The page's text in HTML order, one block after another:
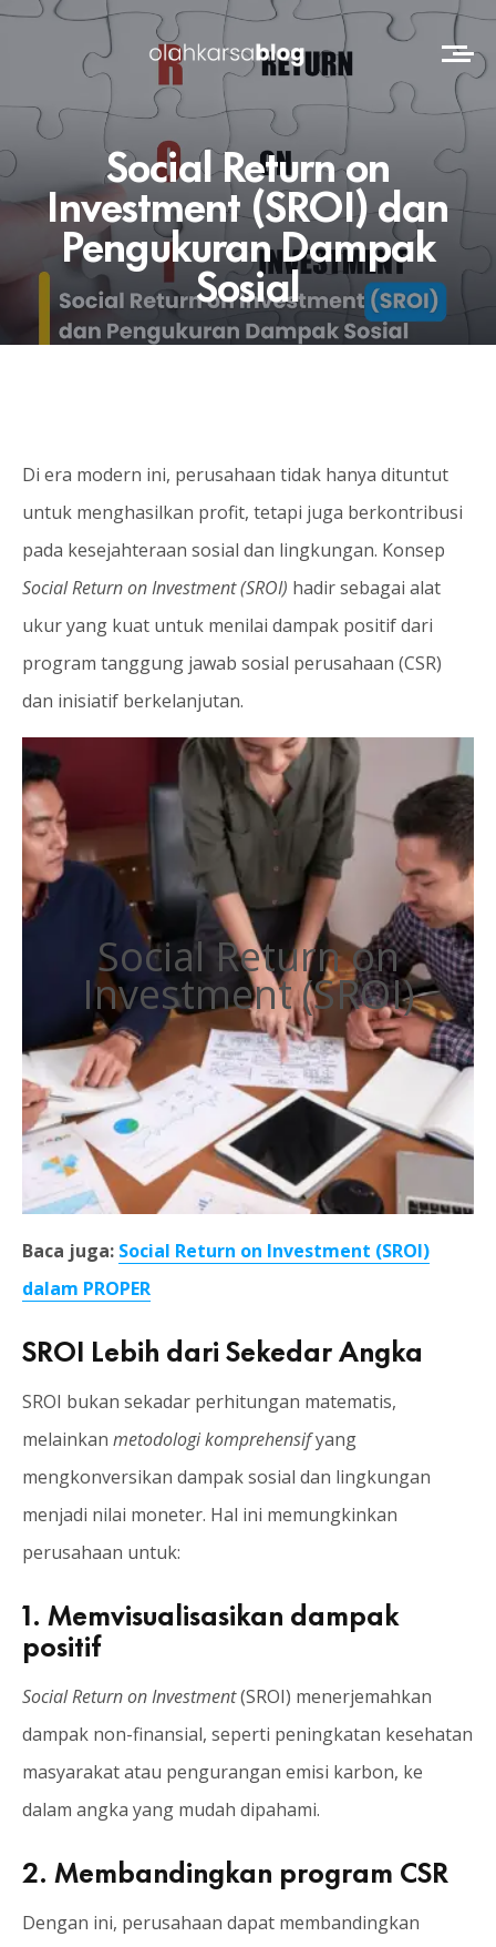
Social Return on
Investment (SROI) dan
Pengukuran Dampak
Sosial
Di era modern ini, perusahaan tidak hanya dituntut
untuk menghasilkan profit, tetapi juga berkontribusi
pada kesejahteraan sosial dan lingkungan. Konsep
Social Return on Investment (SROI) hadir sebagai alat
ukur yang kuat untuk menilai dampak positif dari
program tanggung jawab sosial perusahaan (CSR)
dan inisiatif berkelanjutan.
Social Return on
Investment (SROI)
Baca juga: Social Return on Investment (SROI)
dalam PROPER
SROI Lebih dari Sekedar Angka
SROI bukan sekadar perhitungan matematis,
melainkan metodologi komprehensifyang
mengkonversikan dampak sosial dan lingkungan
menjadi nilai moneter. Hal ini memungkinkan
perusahaan untuk:
1. Memvisualisasikan dampak
positif
Social Return on Investment(SROI) menerjemahkan
dampak non-finansial, seperti peningkatan kesehatan
masyarakat atau pengurangan emisi karbon, ke
dalam angka yang mudah dipahami.
2. Membandingkan program CSR
Dengan ini, perusahaan dapat membandingkan